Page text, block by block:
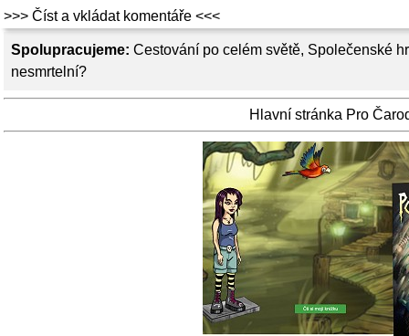
Spolupracujeme: Cestování po celém světě, Společenské
nesmrtelní?
Hlavní stránka Pro
>>> Číst a vkládat komentáře <<<